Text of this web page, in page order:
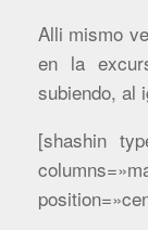
Alli mismo
en la
subiendo, al
[shashin